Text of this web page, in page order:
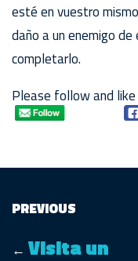
esté en vuestro
daño a un enemigo
completarlo.
Please follow and like
PREVIOUS
← Visita un